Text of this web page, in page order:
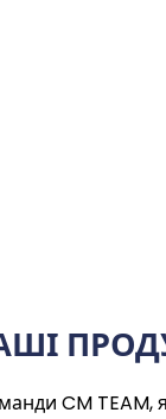
CM TEAM,